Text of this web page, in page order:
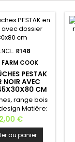
R148
FARM COOK
PESTAK
NOIR AVEC
CM
range bois
Matière:
avec dossier
les bois ne
pas
€
au panier